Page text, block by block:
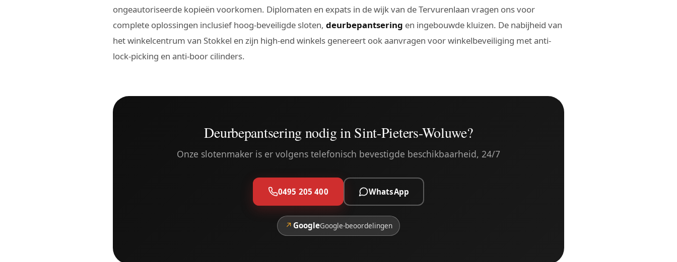
ongeautoriseerde kopieën voorkomen. Diplomaten en expats in de wijk van de Tervurenlaan vragen ons voor
complete oplossingen inclusief hoog-beveiligde sloten, deurbepantsering en ingebouwde kluizen. De nabijheid van
het winkelcentrum van Stokkel en zijn high-end winkels genereert ook aanvragen voor winkelbeveiliging met anti-
lock-picking en anti-boor cilinders.
Deurbepantsering nodig in Sint-Pieters-Woluwe?
Onze slotenmaker is er volgens telefonisch bevestigde beschikbaarheid, 24/7
0495 205 400 WhatsApp
↗ GoogleGoogle-beoordelingen